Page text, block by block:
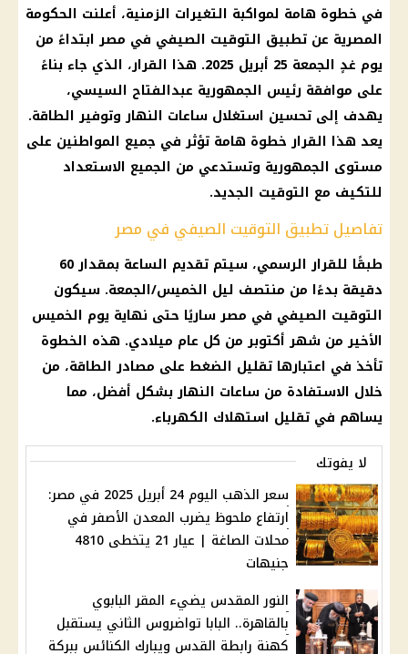
في خطوة هامة لمواكبة التغيرات الزمنية، أعلنت الحكومة
المصرية عن تطبيق التوقيت الصيفي في مصرابتداءً من
يوم غدٍ الجمعة 25
أبريل 2025
. هذا القرار، الذي جاء بناءً
على موافقة رئيس الجمهورية عبدالفتاح السيسي،
يهدف إلى تحسين استغلال ساعات النهاروتوفير الطاقة.
يعد هذا القرار خطوة هامة تؤثر في جميع المواطنين على
مستوى الجمهورية وتستدعي من الجميع الاستعداد
للتكيف مع التوقيت الجديد.
تفاصيل تطبيق التوقيت الصيفي في مصر
طبقًا للقرار الرسمي، سيتم
تقديم الساعة بمقدار 60
دقيقة بدءًا من منتصف ليل الخميس/الجمعة. سيكون
التوقيت الصيفي في مصرساريًا حتى نهاية يوم الخميس
الأخير من شهر أكتوبر من كل عام ميلادي. هذه الخطوة
تأخذ في اعتبارها تقليل الضغط على مصادر الطاقة، من
خلال الاستفادة من ساعات النهار بشكل أفضل، مما
يساهم في تقليل استهلاك الكهرباء.
لا يفوتك
سعر الذهب اليوم 24 أبريل 2025 في مصر:
ارتفاع ملحوظ يضرب المعدن الأصفر في
محلات الصاغة | عيار 21 يتخطى 4810
جنيهات
النور المقدس يضيء المقر البابوي
بالقاهرة.. البابا تواضروس الثاني يستقبل
كهنة رابطة القدس ويبارك الكنائس ببركة